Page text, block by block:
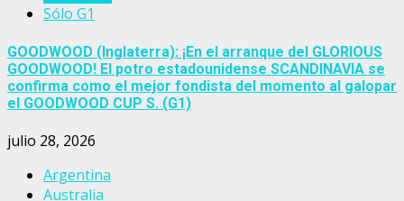
Sólo G1
GOODWOOD (Inglaterra): ¡En el arranque del GLORIOUS
GOODWOOD! El potro estadounidense SCANDINAVIA se
confirma como el mejor fondista del momento al galopar
el GOODWOOD CUP S. (G1)
julio 28, 2026
Argentina
Australia